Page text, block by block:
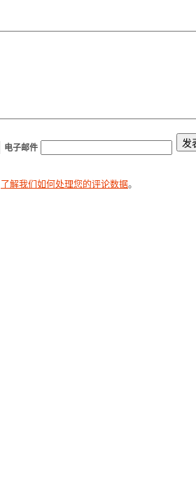
电子邮件
了解我们如何处理您的评论数据。